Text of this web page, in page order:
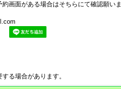
画面がある場合はそちらにて確認願いま
る場合があります。